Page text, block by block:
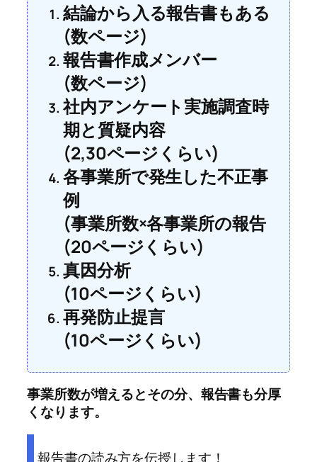
結論から入る報告書もある
(数ページ)
報告書作成メンバー
(数ページ)
社内アンケート実施調査時
期と質疑内容
(2,30ページくらい)
各事業所で発生した不正事
例
(事業所数×各事業所の報告
(20ページくらい)
真因分析
(10ページくらい)
再発防止提言
(10ページくらい)
事業所数が増えるとその分、報告書も分厚
くなります。
報告書の読み方を伝授します！